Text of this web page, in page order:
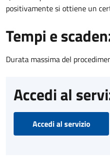
positivamente si ottiene un
Tempi e
Durata massima del
Accedi al
Accedi al servizio